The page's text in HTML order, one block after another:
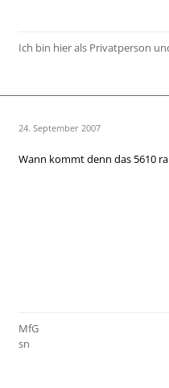
Ich bin hier als Privatperson
24. September 2007
Wann kommt denn das 5610
MfG
sn